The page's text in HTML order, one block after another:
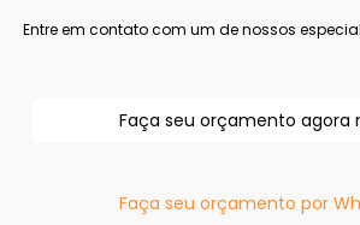
Entre em contato com um de nossos
Faça seu orçamento agora
Faça seu orçamento por